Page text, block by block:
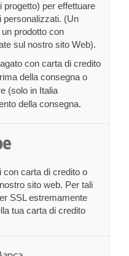
progetto) per effettuare
personalizzati. (Un
prodotto con
sul nostro sito Web).
con carta di credito
della consegna o
(solo in Italia
della consegna.
con carta di credito o
sito web. Per tali
SSL estremamente
tua carta di credito